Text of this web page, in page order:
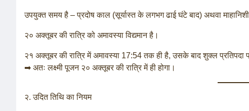
उपयुक्त समय है – प्रदोष काल (सूर्यास्त के लगभग ढाई घंटे बाद) अथवा
२० अक्तूबर की रात्रि को अमावस्या विद्यमान है।
२१ अक्तूबर की रात्रि में अमावस्या 17:54 तक ही है, उसके बाद शुक्ल प्रतिपदा
➡ अतः लक्ष्मी पूजन २० अक्तूबर की रात्रि में ही होगा।
२. उदित तिथि का नियम